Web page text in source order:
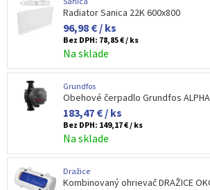
Radiator Sanica 22K 600x800
96,98 € / ks
Bez DPH: 78,85 € / ks
Na sklade
Grundfos
Obehové čerpadlo Grundfos
183,47 € / ks
Bez DPH: 149,17 € / ks
Na sklade
Dražice
Kombinovaný ohrievač DRAŽICE